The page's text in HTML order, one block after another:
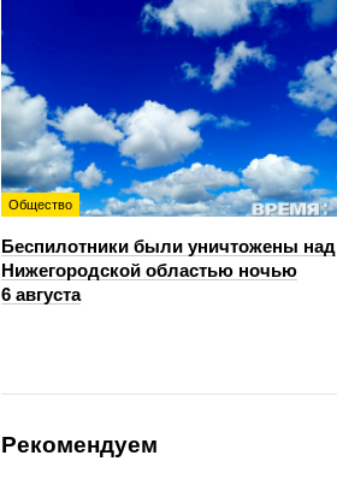
Общество
Беспилотники были уничтожены над
Нижегородской областью ночью
6 августа
Рекомендуем